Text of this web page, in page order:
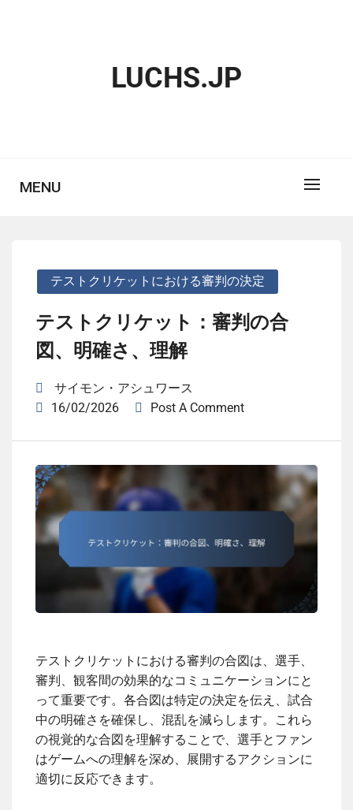
LUCHS.JP
MENU
テストクリケットにおける審判の決定
テストクリケット：審判の合
図、明確さ、理解
サイモン・アシュワース
16/02/2026
Post A Comment
テストクリケットにおける審判の合図は、選手、
審判、観客間の効果的なコミュニケーションにと
って重要です。各合図は特定の決定を伝え、試合
中の明確さを確保し、混乱を減らします。これら
の視覚的な合図を理解することで、選手とファン
はゲームへの理解を深め、展開するアクションに
適切に反応できます。